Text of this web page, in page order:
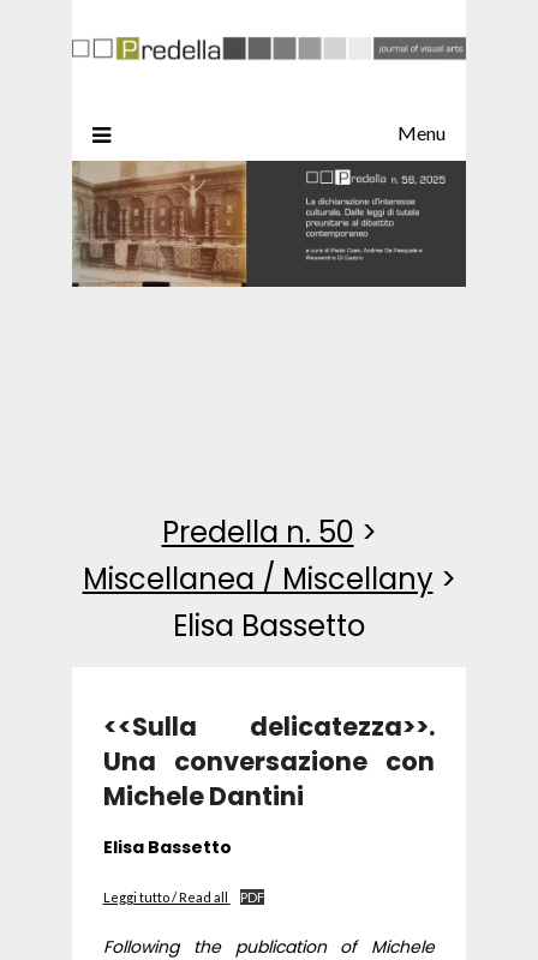
Menu
Predella n. 50 >
Miscellanea / Miscellany >
Elisa Bassetto
<<Sulla delicatezza>>.
Una conversazione con
Michele Dantini
Elisa Bassetto
Leggi tutto / Read all PDF
Following the publication of Michele